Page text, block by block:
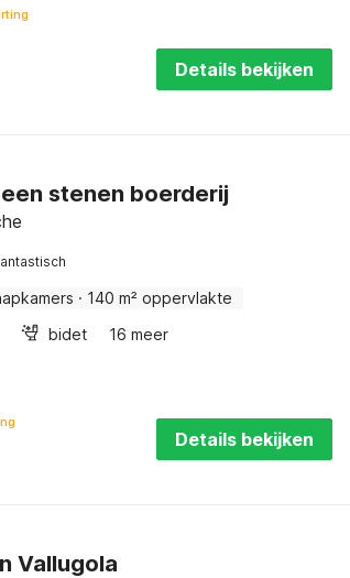
Details bekijken
stenen boerderij
· 140 m² oppervlakte
bidet 16 meer
Details bekijken
Vallugola